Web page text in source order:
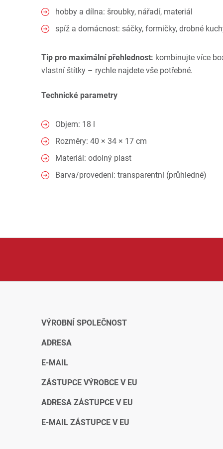
hobby a dílna: šroubky, nářadí, materiál
spíž a domácnost: sáčky, formičky, drobné
Tip pro maximální přehlednost: kombinujte více
vlastní štítky – rychle najdete vše potřebné.
Technické parametry
Objem: 18 l
Rozměry: 40 × 34 × 17 cm
Materiál: odolný plast
Barva/provedení: transparentní (průhledné)
VÝROBNÍ SPOLEČNOST
ADRESA
E-MAIL
ZÁSTUPCE VÝROBCE V EU
ADRESA ZÁSTUPCE V EU
E-MAIL ZÁSTUPCE V EU